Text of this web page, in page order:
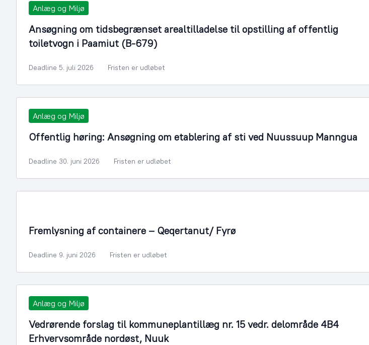
Anlæg og Miljø
Ansøgning om tidsbegrænset arealtilladelse til opstilling af offentlig
toiletvogn i Paamiut (B-679)
Deadline 5. juli 2026 Fristen er udløbet
Anlæg og Miljø
Offentlig høring: Ansøgning om etablering af sti ved Nuussuup Manngua
Deadline 30. juni 2026 Fristen er udløbet
Fremlysning af containere – Qeqertanut/ Fyrø
Deadline 9. juni 2026 Fristen er udløbet
Anlæg og Miljø
Vedrørende forslag til kommuneplantillæg nr. 15 vedr. delområde 4B4
Erhvervsområde nordøst, Nuuk